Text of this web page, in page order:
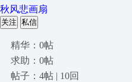
秋风悲画扇
关注 私信
精华：0帖
求助：0帖
帖子：4帖 | 10回